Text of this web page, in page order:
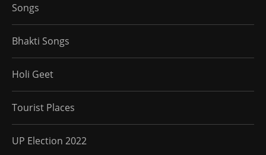
Songs
Bhakti Songs
Holi Geet
Tourist Places
UP Election 2022